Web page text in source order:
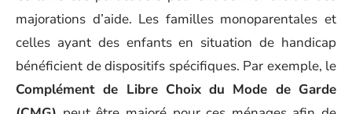
majorations d’aide. Les familles monoparentales et
celles ayant des enfants en situation de handicap
bénéficient de dispositifs spécifiques. Par exemple, le
Complément de Libre Choix du Mode de Garde